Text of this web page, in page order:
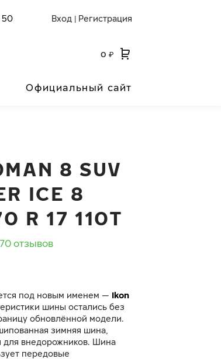
50 Вход Регистрация
0 ₽
Официальный сайт
8 SUV
ICE 8
R 17 110T
70 отзывов
под новым именем — Ikon
шины остались без
обновлённой модели.
зимняя шина,
для внедорожников. Шина
передовые